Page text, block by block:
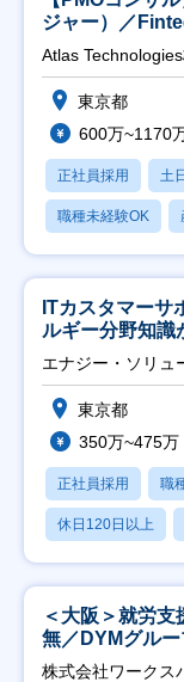
ジャー）／
Atlas
東京都
600万~1170
正社員採用 土
職種未経験OK
ITカスタマーサ
ルギー分野知識
エナジー・ソリュ
東京都
350万~475万
正社員採用 職
休日120日以上
＜大阪＞就労
無／DYMグル
日祝】
株式会社ワークス